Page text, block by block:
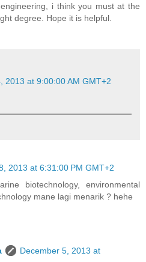
i think you must at the
degree. Hope it is helpful.
2013 at 9:00:00 AM GMT+2
2013 at 6:31:00 PM GMT+2
biotechnology, environmental
mane lagi menarik ? hehe
December 5, 2013 at